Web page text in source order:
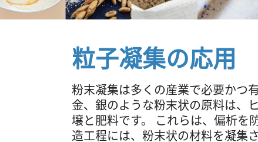
粒子凝集の応用
粉末凝集は多くの産業で必要かつ
金、銀のような粉末状の原料は、
壌と肥料です。 これらは、偏析を
造工程には、粉末状の材料を凝集